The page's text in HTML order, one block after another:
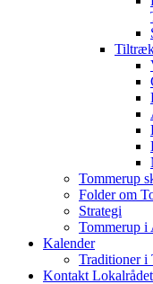
Tommerup
Folder om
Strategi
Tommerup i
Kalender
Traditioner i
Kontakt Lokalrådet